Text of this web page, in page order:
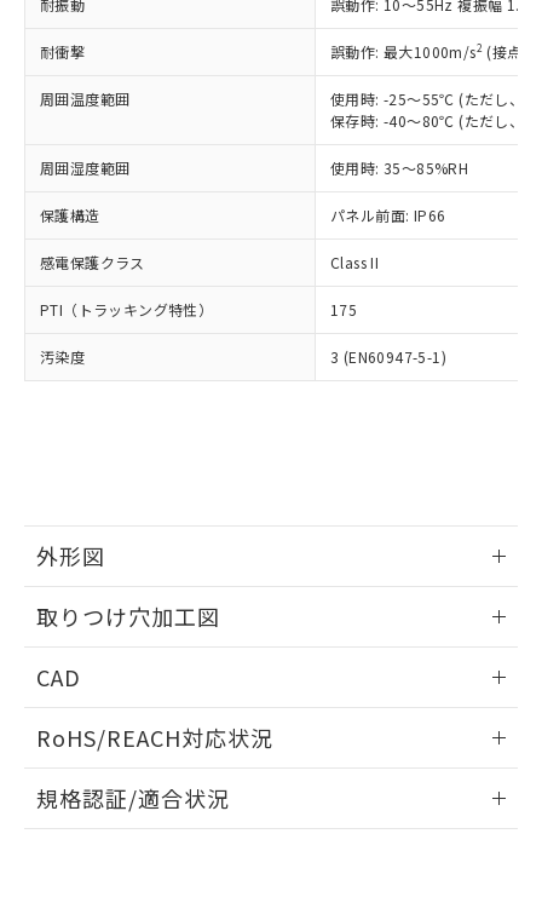
耐振動 誤動作: 10～55Hz 複振幅
耐衝撃 誤動作: 最大1000m/s2 (接点
周囲温度範囲
使用時: -25～55℃ (ただし、氷
保存時: -40～80℃ (ただし、氷
周囲湿度範囲 使用時: 35～85%RH
保護構造 パネル前面: IP66
感電保護クラス Class II
PTI（トラッキング特性） 175
汚染度 3 (EN60947-5-1)
外形図
取りつけ穴加工図
CAD
ドすることができます。
ログイン/会員登録
RoHS/REACH対応状況
EU RoHS 注意事項・凡例
規格認証/適合状況
正式な納期状況および標準価格はお客
様のお取引先、またはお客様担当のオ
ムロン制御機器販売店・当社販売員に
オムロン制御機器販売店や当社販売拠
販売ネットワーク
」をご確認
在庫状況および標準価格結果を当社の
事前の承諾なく第三者に漏洩または開
示しないようお願いします。
マイパーツ機能（部品リスト作成サー
ビス）をご利用いただくには、I-Web
メンバーズにご登録されている必要が
お客様が当ウェブサイト上で当社にご
指します。
但し、RoHS指令で産業用監視および制御機器に対する
適用除外項目は除く。
フタル酸エステル類の４物質については閾値を超える意
図的な使用がないことを確認しています。
部品在庫の切り替え状況などにより、予定
月が前後することがあります。
※3 非含有証明書ダウンロード
51物質の非含有証明書（当社基準）
※本証明書は発行日時点で非含有を証明す
るもので、過去に遡って非含有を証明する
ものではありません。
また、RoHS指令のフタル酸エステル類４
欄に対応日を記載しておりました。
既に当社にて対応品への在庫切替を完了
していることから、特段のことがない限
り、2022年1月12日より割愛しておりま
す。
DBP(フタル酸ジブチル) : 1000ppm、 DIBP(フタル酸ジ
イソブチル) : 1000ppm、 BBP(フタル酸ブチルベンジ
DEHP(フタル酸ビス(2-エチルヘキシル)) : 1000ppm
準値以下であることを示します。
「10」：通常の使用状況下において有害物
質が外部に漏えいし、環境に深刻な影響を
及ぼさない年数を意味します。
「－」：未確認です。当社販売部門へお問
全に破砕するなど、違法に輸出されな
いよう必要な手段を講じます。
当社は貴社製品を、核兵器、ミサイ
ル、化学兵器、生物兵器またはその他
武器並びにこれらの製造装置等に一切
当社は、貴社製品を第三者に販売する
場合は、上記1、2および3の内容を当
該第三者に通知します。また当社は、
販売先および販売に係わる関係者が違
法に輸出するおそれがある場合は、取
り引きをいたしません。
一定数には満たないが在庫あり
－
在庫なし(最新の在庫状況につ
いては、お客様のお取引先、ま
たはお客様担当のオムロン制御
機器販売店・当社販売員にご確
空
受注生産機種、また在庫状況の
情報を公開していない機種